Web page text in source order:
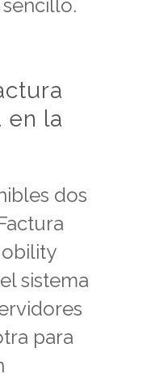
en la
dos
sistema
para